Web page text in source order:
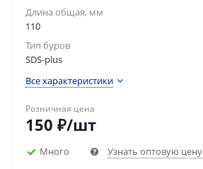
Длина общая, мм
110
Тип буров
SDS-plus
Все характеристики
Розничная цена
150 ₽/шт
Много Узнать оптовую цену